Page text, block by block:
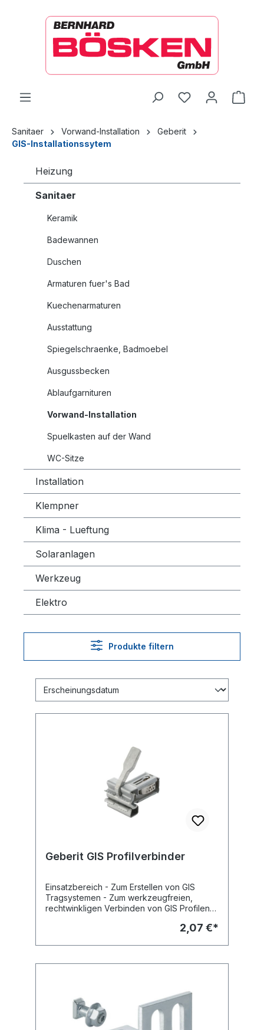
Sanitaer Vorwand-Installation
Geberit
GIS-Installationssytem
Heizung
Sanitaer
Keramik
Badewannen
Duschen
Armaturen fuer's Bad
Kuechenarmaturen
Ausstattung
Spiegelschraenke, Badmoebel
Ausgussbecken
Ablaufgarnituren
Vorwand-Installation
Spuelkasten auf der Wand
WC-Sitze
Installation
Klempner
Klima - Lueftung
Solaranlagen
Werkzeug
Elektro
Produkte filtern
Geberit GIS Profilverbinder
Einsatzbereich - Zum Erstellen von GIS
Tragsystemen - Zum werkzeugfreien,
rechtwinkligen Verbinden von GIS Profilen
gekennzeichnet - Klammer, Federstahl,
zur Handbetätigung -
2,07 €*